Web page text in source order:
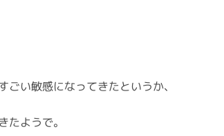
い敏感になってきたというか、
たようで。